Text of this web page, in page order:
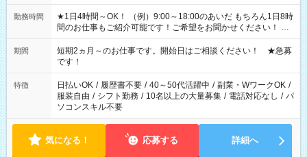
勤務時間
★1日4時間～OK！ （例）9:00～18:00のあいだ もちろん1日8時
間のお仕事もご紹介可能です！ご希望をお聞かせください！ ★
家庭の都合でお休みが必要な場合も遠慮なくご相談ください。
※週最低15時間以上の勤務が必要です
期間
短期2ヵ月～のお仕事です。開始日はご相談ください！ ★急募
です！
特徴 日払いOK / 履歴書不要 / 40～50代活躍中 / 副業・WワークOK /
服装自由 / シフト勤務 / 10名以上の大量募集 / 電話対応なし / パ
ソコンスキル不要
気になる！ 応募する 詳細へ